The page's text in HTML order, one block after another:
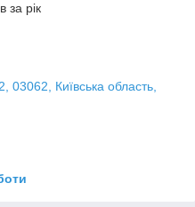
за рік
03062, Київська область,